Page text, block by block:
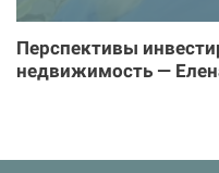
Перспективы
недвижимость —